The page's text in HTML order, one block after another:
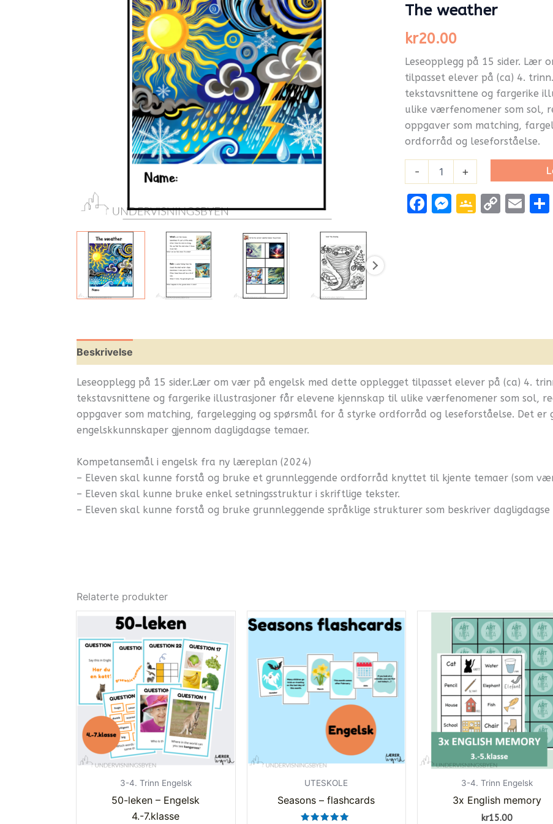
The weather
kr20.00
Leseopplegg på 15 sider. Lær
tilpasset elever på (ca) 4.
tekstavsnittene og fargerike
ulike værfenomener som sol,
oppgaver som matching,
ordforråd og leseforståelse.
- +
Facebook
Google
Copy
Beskrivelse
Leseopplegg på 15 sider.Lær om vær på engelsk med dette opplegget tilpasset elever på (ca) 4.
tekstavsnittene og fargerike illustrasjoner får elevene kjennskap til ulike værfenomener som sol,
oppgaver som matching, fargelegging og spørsmål for å styrke ordforråd og leseforståelse. Det
engelskkunnskaper gjennom dagligdagse temaer.
Kompetansemål i engelsk fra ny læreplan (2024)
– Eleven skal kunne forstå og bruke et grunnleggende ordforråd knyttet til kjente temaer (som
– Eleven skal kunne bruke enkel setningsstruktur i skriftlige tekster.
– Eleven skal kunne forstå og bruke grunnleggende språklige strukturer som beskriver dagligdagse
Relaterte produkter
3-4. Trinn Engelsk
50-leken – Engelsk
4.-7.klasse
UTESKOLE
Seasons – flashcards
3-4. Trinn Engelsk
3x English memory
kr15.00